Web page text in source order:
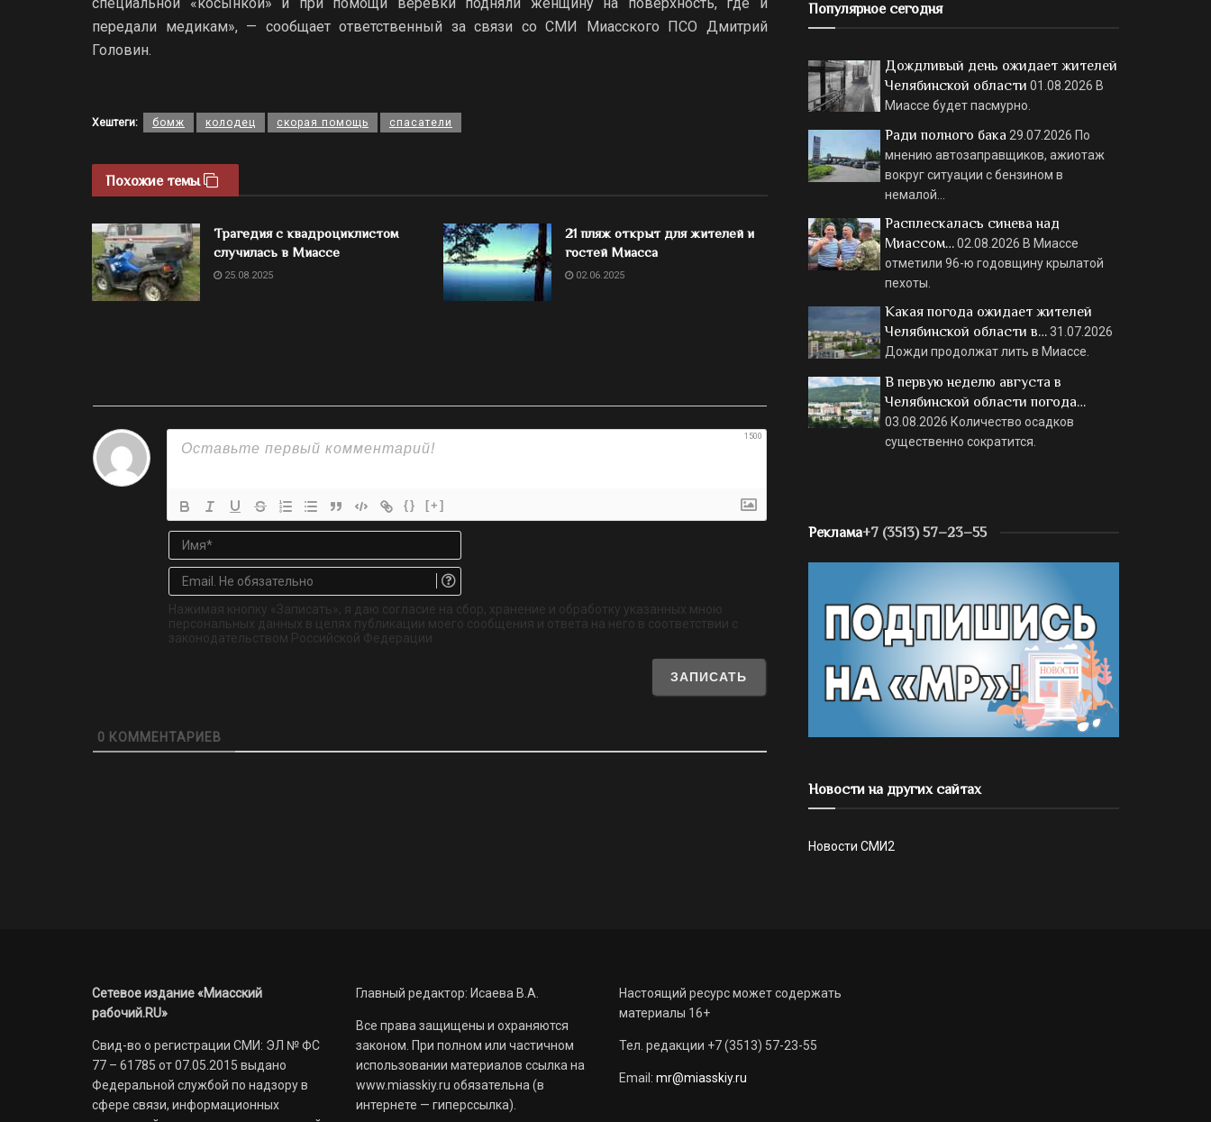
передали медикам», — сообщает ответственный за связи со СМИ Миасского ПСО Дмитрий
Головин.
Хештеги: бомж колодец скорая помощь спасатели
Похожие темы
Трагедия с квадроциклистом
случилась в Миассе
25.08.2025
21 пляж открыт для жителей и
гостей Миасса
02.06.2025
1500
{} [+]
Имя*
Email.
обязательно
Нажимая кнопку «Записать», я даю согласие на сбор, хранение и обработку указанных мною
персональных данных в целях публикации моего сообщения и ответа на него в соответствии с
законодательством Российской Федерации.
0 КОММЕНТАРИЕВ
Популярное сегодня
Дождливый день ожидает жителей
Челябинской области 01.08.2026 В
Миассе будет пасмурно.
Ради полного бака 29.07.2026 По
мнению автозаправщиков, ажиотаж
вокруг ситуации с бензином в
немалой…
Расплескалась синева над
Миассом…02.08.2026 В Миассе
отметили 96-ю годовщину крылатой
пехоты.
Какая погода ожидает жителей
Челябинской области в…31.07.2026
Дожди продолжат лить в Миассе.
В первую неделю августа в
Челябинской области погода…
03.08.2026 Количество осадков
существенно сократится.
Реклама+7 (3513) 57–23–55
Новости на других сайтах
Новости СМИ2
Сетевое издание «Миасский
рабочий.RU»
Свид-во о регистрации СМИ: ЭЛ № ФС
77 – 61785 от 07.05.2015 выдано
Федеральной службой по надзору в
сфере связи, информационных
Главный редактор: Исаева В.А.
Все права защищены и охраняются
законом. При полном или частичном
использовании материалов ссылка на
www.miasskiy.ru обязательна (в
интернете — гиперссылка).
Настоящий ресурс может содержать
материалы 16+
Тел. редакции +7 (3513) 57-23-55
Email: mr@miasskiy.ru